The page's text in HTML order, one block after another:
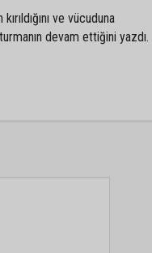
ve vücuduna
devam ettiğini yazdı.